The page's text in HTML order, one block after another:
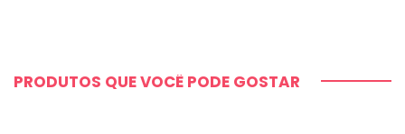
PRODUTOS QUE VOCÊ PODE GOSTAR